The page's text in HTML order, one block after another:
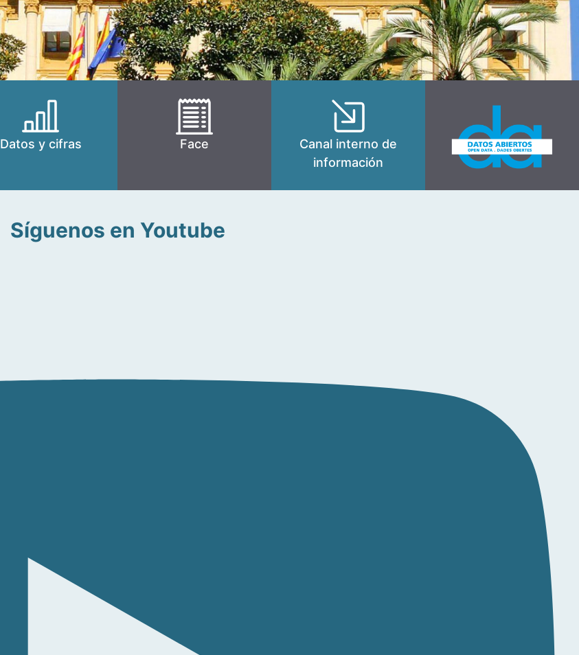
Datos y cifras Face
Canal interno de
información
Síguenos en Youtube